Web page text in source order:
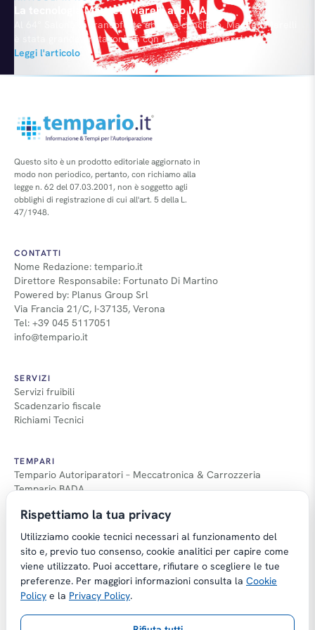
La tecnologia Magneti Marelli allo IAA
Al 64° Salone di Francoforte appena concluso, Magneti Marelli
è stata grande protagonista con numerose anteprime
internazionali a supporto dei principali modelli esposti. Magneti
Marelli fornisce alla nuova Fiat Panda proiettori, fanali,
elettronica, sistemi di scarico e componenti powertrain per le
Leggi l'articolo
Questo sito è un prodotto editoriale aggiornato in
modo non periodico, pertanto, con richiamo alla
legge n. 62 del 07.03.2001, non è soggetto agli
obblighi di registrazione di cui all'art. 5 della L.
47/1948.
CONTATTI
Nome Redazione: tempario.it
Direttore Responsabile: Fortunato Di Martino
Powered by: Planus Group Srl
Via Francia 21/C, I-37135, Verona
Tel: +39 045 5117051
info@tempario.it
SERVIZI
Servizi fruibili
Scadenzario fiscale
Richiami Tecnici
TEMPARI
Tempario Autoriparatori – Meccatronica & Carrozzeria
Tempario BADA
Guida Applicazione Tempi
Copyright © Tempario.it | Powered by
Planus Group Srl - P.I. IT03584100238
Rispettiamo la tua privacy
Utilizziamo cookie tecnici necessari al funzionamento del
sito e, previo tuo consenso, cookie analitici per capire come
viene utilizzato. Puoi accettare, rifiutare o scegliere le tue
preferenze. Per maggiori informazioni consulta la Cookie
Policy e la Privacy Policy.